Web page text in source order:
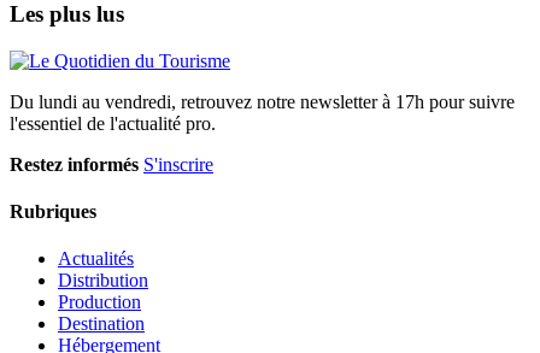
Les plus lus
Du lundi au vendredi, retrouvez notre newsletter à 17h pour suivre
l'essentiel de l'actualité pro.
Restez informés S'inscrire
Rubriques
Actualités
Distribution
Production
Destination
Hébergement